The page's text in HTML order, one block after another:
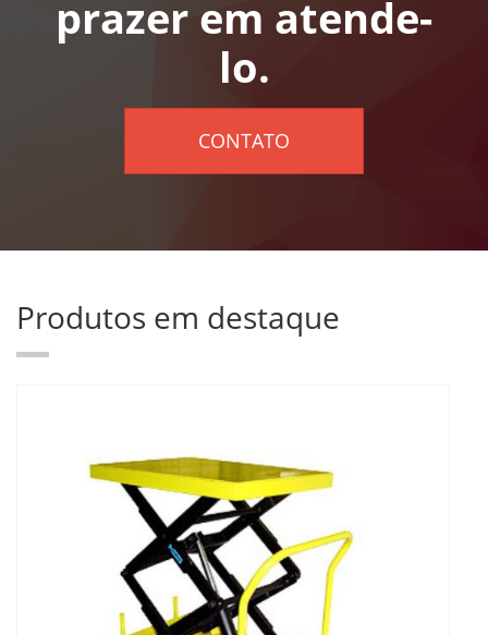
prazer em atende-
lo.
CONTATO
Produtos em destaque